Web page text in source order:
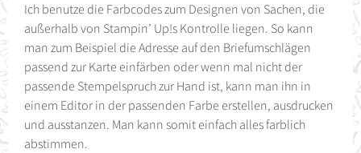
Ich benutze die Farbcodes zum Designen von Sachen, die
außerhalb von Stampin’ Up!s Kontrolle liegen. So kann
man zum Beispiel die Adresse auf den Briefumschlägen
passend zur Karte einfärben oder wenn mal nicht der
passende Stempelspruch zur Hand ist, kann man ihn in
einem Editor in der passenden Farbe erstellen, ausdrucken
und ausstanzen. Man kann somit einfach alles farblich
abstimmen.